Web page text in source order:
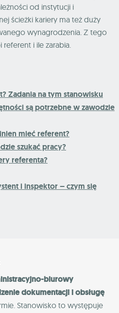
od instytucji i
ścieżki kariery ma też duży
wynagrodzenia. Z tego
referent i ile zarabia.
Zadania na tym stanowisku
są potrzebne w zawodzie
mieć referent?
szukać pracy?
referenta?
i inspektor – czym się
biurowy
dokumentacji i obsługę
Stanowisko to występuje